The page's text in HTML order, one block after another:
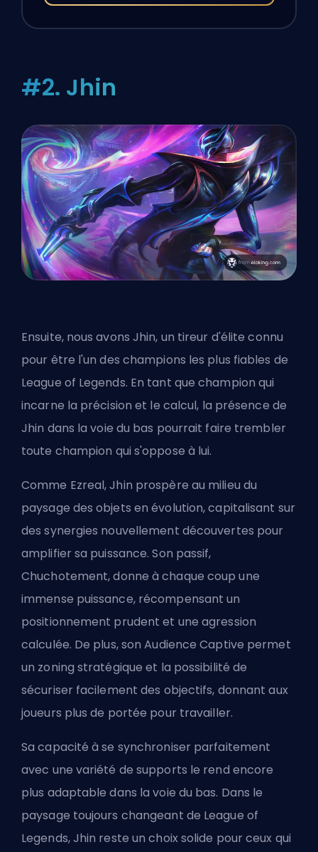
#2. Jhin
Ensuite, nous avons Jhin, un tireur d'élite connu
pour être l'un des champions les plus fiables de
League of Legends. En tant que champion qui
incarne la précision et le calcul, la présence de
Jhin dans lavoie du bas pourrait faire trembler
toute champion qui s'oppose à lui.
Comme Ezreal, Jhin prospère au milieu du
paysage des objets en évolution, capitalisant sur
des synergies nouvellement découvertes pour
amplifier sa puissance. Son passif,
Chuchotement, donne à chaque coup une
immense puissance, récompensant un
positionnement prudent et une agression
calculée. De plus, son Audience Captive permet
un zoning stratégique et la possibilité de
sécuriser facilement des objectifs, donnant aux
joueurs plus de portée pour travailler.
Sa capacité à se synchroniser parfaitement
avec une variété de supports le rend encore
plus adaptable dans la voie du bas. Dans le
paysage toujours changeant de League of
Legends, Jhin reste un choix solide pour ceux qui